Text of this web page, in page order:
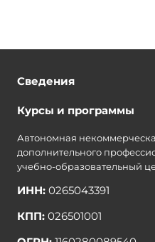
Сведения
Курсы и программы
Автономная
дополнительного
учебно-образовательный
ИНН: 0265043391
КПП: 026501001